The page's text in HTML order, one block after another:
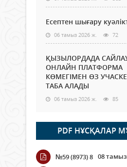
Есептен шығару
06 тамыз 2026 ж. 72
ҚЫЗЫЛОРДАДА
ОНЛАЙН ПЛАТФОРМА
КӨМЕГІМЕН ӨЗ
ТАБА АЛАДЫ
06 тамыз 2026 ж. 85
Open Air: Қызылорда
полиция департаменті
мыңнан астам
қауіпсіздігін
06 тамыз 2026 ж.
PDF НҰСҚАЛАР
№59 (8973) 8 08